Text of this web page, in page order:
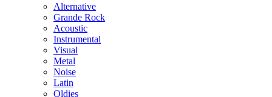
Alternative
Grande Rock
Acoustic
Instrumental
Visual
Metal
Noise
Latin
Oldies